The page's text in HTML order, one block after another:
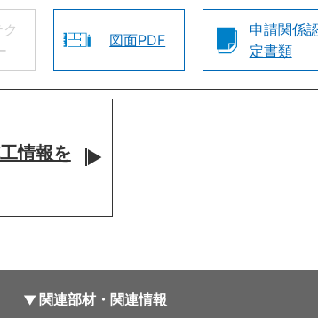
図面PDF
申請関係
定書類
情報を
関連部材・関連情報